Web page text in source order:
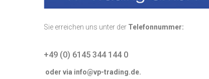
Sie erreichen uns unter der Telefonnummer:
+49 (0) 6145 344 144 0
oder via info@vp-trading.de.